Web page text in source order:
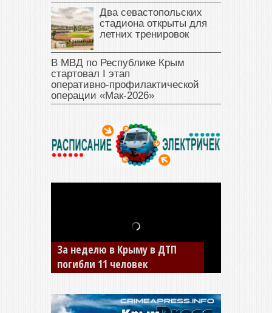
Два севастопольских
стадиона открыты для
летних тренировок
В МВД по Республике Крым
стартовал I этап
оперативно‑профилактической
операции «Мак‑2026»
В Джанкое водитель ВАЗа
сбил двух детей на «зебре»